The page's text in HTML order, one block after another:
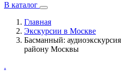
В каталог
Главная
Экскурсии в Москве
Басманный:
району Москвы
.